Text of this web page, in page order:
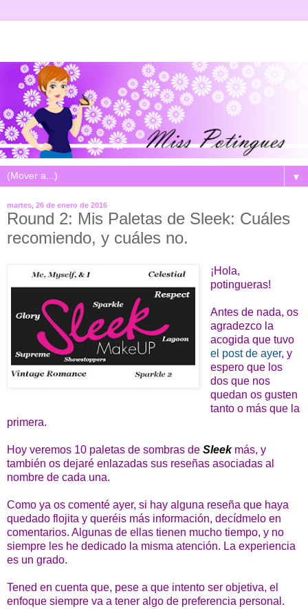
▼
martes, 26 de enero de 2016
Round 2: Mis Paletas de Sleek: Cuáles
recomiendo, y cuáles no.
¡Hola,
potingueras!
Antes de nada, os
agradezco la
acogida que tuvo
el post de ayer, y
espero que los
dos que nos
quedan os gusten
tanto o más que la
primera.
Hoy veremos 10 paletas de sombras de Sleek más, y
también os dejaré enlazadas sus reseñas asociadas al
nombre de cada una.
Como ya os comenté ayer, si hay alguna reseña que haya
quedado flojita y queréis más información, decídmelo en
comentarios. Algunas de ellas tienen mucho tiempo, y no
siempre les he dedicado la misma atención. La experiencia
es un grado.
Tened en cuenta que, pese a que intento ser objetiva, el
enfoque siempre va a tener algo de preferencia personal.